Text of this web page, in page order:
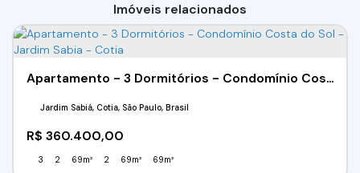
Imóveis relacionados
Apartamento - 3 Dormitórios - Condomínio Costa do Sol - Jardim Sabia - Cotia
R$ 360.400,00
Jardim Sabiá, Cotia, São Paulo, Brasil
3 2 69m² 2 69m² 69m²